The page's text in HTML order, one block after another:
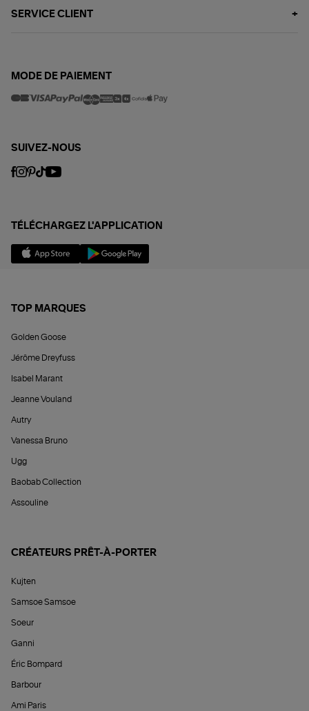
SERVICE CLIENT
MODE DE PAIEMENT
SUIVEZ-NOUS
TÉLÉCHARGEZ L'APPLICATION
TOP MARQUES
Golden Goose
Jérôme Dreyfuss
Isabel Marant
Jeanne Vouland
Autry
Vanessa Bruno
Ugg
Baobab Collection
Assouline
CRÉATEURS PRÊT-À-PORTER
Kujten
Samsoe Samsoe
Soeur
Ganni
Éric Bompard
Barbour
Ami Paris